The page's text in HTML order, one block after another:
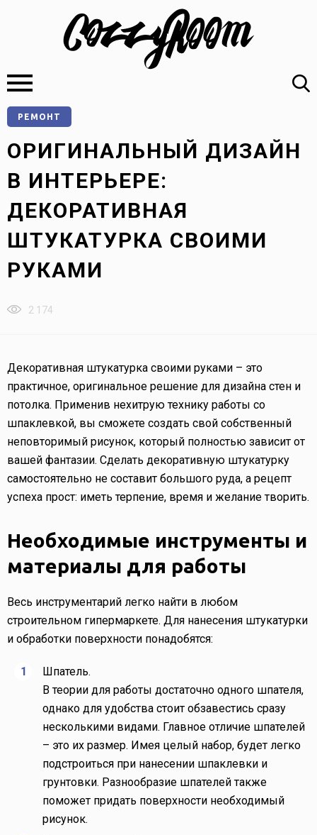
РЕМОНТ
ОРИГИНАЛЬНЫЙ ДИЗАЙН
В ИНТЕРЬЕРЕ:
ДЕКОРАТИВНАЯ
ШТУКАТУРКА СВОИМИ
РУКАМИ
2 174
Декоративная штукатурка своими руками – это
практичное, оригинальное решение для дизайна стен и
потолка. Применив нехитрую технику работы со
шпаклевкой, вы сможете создать свой собственный
неповторимый рисунок, который полностью зависит от
вашей фантазии. Сделать декоративную штукатурку
самостоятельно не составит большого руда, а рецепт
успеха прост: иметь терпение, время и желание творить.
Необходимые инструменты и
материалы для работы
Весь инструментарий легко найти в любом
строительном гипермаркете. Для нанесения штукатурки
и обработки поверхности понадобятся:
Шпатель.
В теории для работы достаточно одного шпателя,
однако для удобства стоит обзавестись сразу
несколькими видами. Главное отличие шпателей
– это их размер. Имея целый набор, будет легко
подстроиться при нанесении шпаклевки и
грунтовки. Разнообразие шпателей также
поможет придать поверхности необходимый
рисунок.